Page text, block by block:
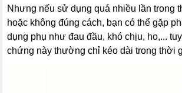
Nhưng nếu sử dụng quá nhiều lần trong
hoặc không đúng cách, bạn có thể gặp
dụng phụ như đau đầu, khó chịu, ho,...
chứng này thường chỉ kéo dài trong thời